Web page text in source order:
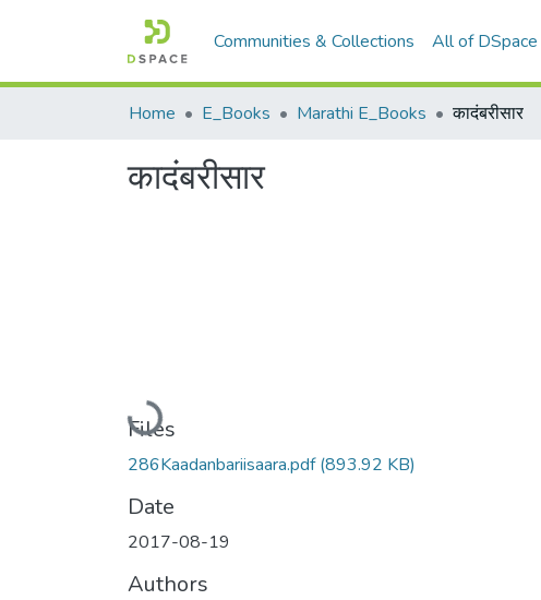
Communities & Collections All of DSpace
Home E_Books Marathi E_Books कादंबरीसार
कादंबरीसार
Loading...
Files
286Kaadanbariisaara.pdf(893.92 KB)
Date
2017-08-19
Authors